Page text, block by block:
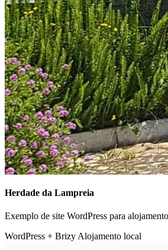
Herdade da Lampreia
Exemplo de site WordPress para
WordPress + Brizy Alojamento local